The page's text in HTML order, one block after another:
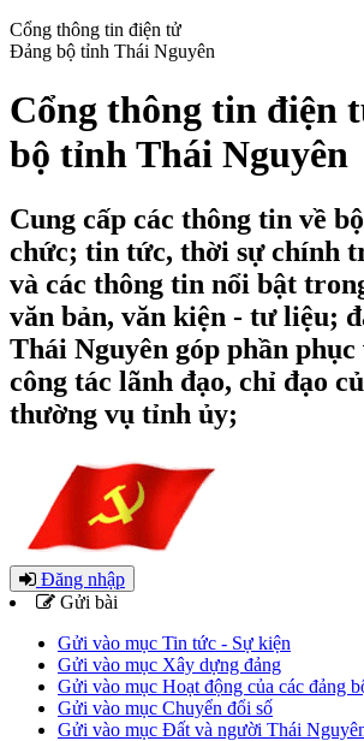
Cổng thông tin điện tử
Đảng bộ tỉnh Thái Nguyên
Cổng thông tin điện
bộ tỉnh Thái Nguyên
Cung cấp các thông tin về
chức; tin tức, thời sự chính
và các thông tin nổi bật
văn bản, văn kiện - tư liệu;
Thái Nguyên góp phần phục
công tác lãnh đạo, chỉ đạo
thường vụ tỉnh ủy;
Đăng nhập
Gửi bài
Gửi vào mục Tin tức - Sự kiện
Gửi vào mục Xây dựng đảng
Gửi vào mục Hoạt động của các đảng
Gửi vào mục Chuyển đổi số
Gửi vào mục Đất và người Thái